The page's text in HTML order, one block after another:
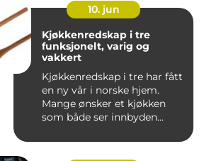
10. jun
Kjøkkenredskap i tre
funksjonelt, varig og
vakkert
Kjøkkenredskap i tre har fått
en ny vår i norske hjem.
Mange ønsker et kjøkken
som både ser innbyden...